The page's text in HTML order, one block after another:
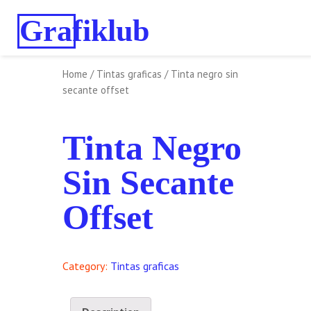
Grafiklub
Home / Tintas graficas / Tinta negro sin
secante offset
Tinta Negro
Sin Secante
Offset
Category: Tintas graficas